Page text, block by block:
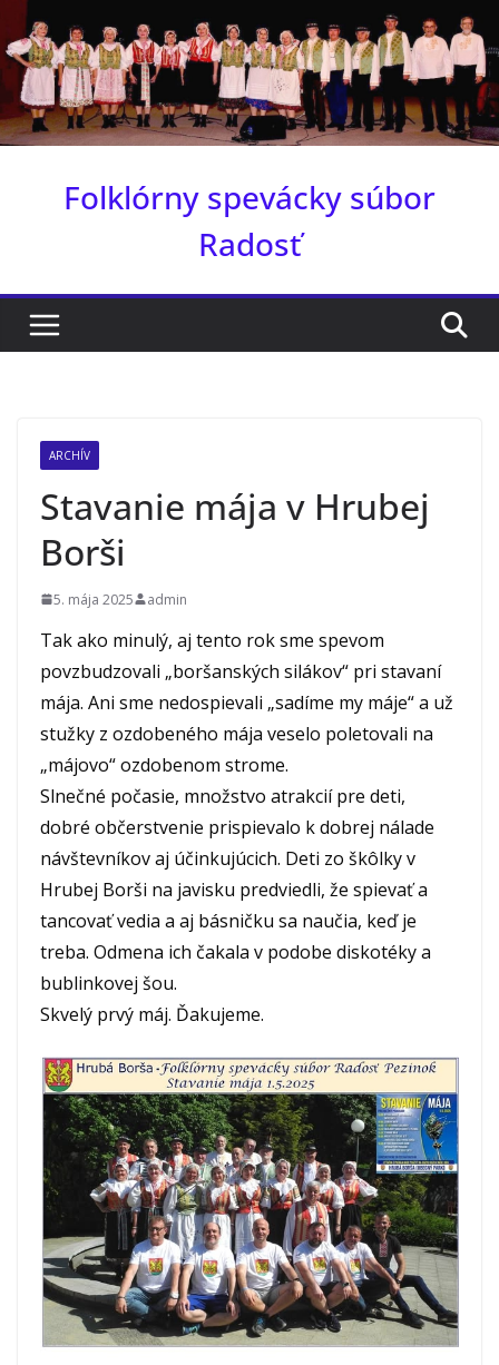
to
content
Folklórny spevácky súbor
Radosť
ARCHÍV
Stavanie mája v Hrubej
Borši
5. mája 2025 admin
Tak ako minulý, aj tento rok sme spevom
povzbudzovali „boršanských silákov“ pri stavaní
mája. Ani sme nedospievali „sadíme my máje“ a už
stužky z ozdobeného mája veselo poletovali na
„májovo“ ozdobenom strome.
Slnečné počasie, množstvo atrakcií pre deti,
dobré občerstvenie prispievalo k dobrej nálade
návštevníkov aj účinkujúcich. Deti zo škôlky v
Hrubej Borši na javisku predviedli, že spievať a
tancovať vedia a aj básničku sa naučia, keď je
treba. Odmena ich čakala v podobe diskotéky a
bublinkovej šou.
Skvelý prvý máj. Ďakujeme.